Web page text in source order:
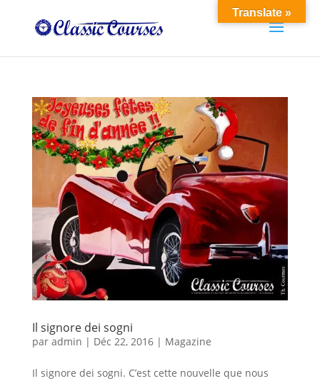
Il signore dei sogni
par admin | Déc 22, 2016| Magazine
Il signore dei sogni. C’est cette nouvelle que nous
Translate »